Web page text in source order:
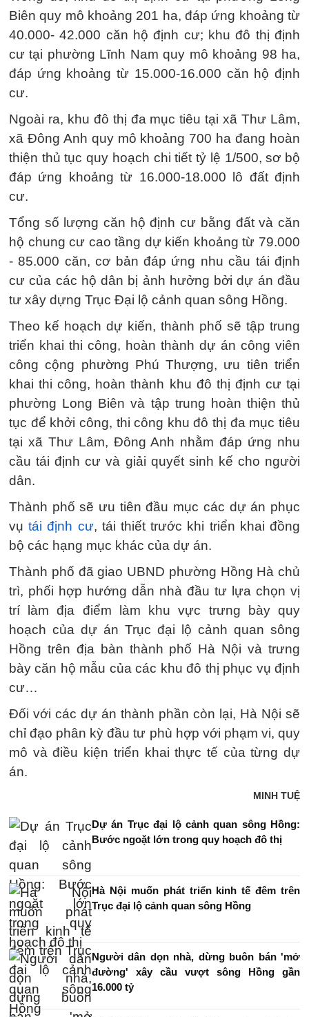
Biên quy mô khoảng 201 ha, đáp ứng khoảng từ
40.000- 42.000 căn hộ định cư; khu đô thị định
cư tại phường Lĩnh Nam quy mô khoảng 98 ha,
đáp ứng khoảng từ 15.000-16.000 căn hộ định
cư.
Ngoài ra, khu đô thị đa mục tiêu tại xã Thư Lâm,
xã Đông Anh quy mô khoảng 700 ha đang hoàn
thiện thủ tục quy hoạch chi tiết tỷ lệ 1/500, sơ bộ
đáp ứng khoảng từ 16.000-18.000 lô đất định
cư.
Tổng số lượng căn hộ định cư bằng đất và căn
hộ chung cư cao tầng dự kiến khoảng từ 79.000
- 85.000 căn, cơ bản đáp ứng nhu cầu tái định
cư của các hộ dân bị ảnh hưởng bởi dự án đầu
tư xây dựng Trục Đại lộ cảnh quan sông Hồng.
Theo kế hoạch dự kiến, thành phố sẽ tập trung
triển khai thi công, hoàn thành dự án công viên
công cộng phường Phú Thượng, ưu tiên triển
khai thi công, hoàn thành khu đô thị định cư tại
phường Long Biên và tập trung hoàn thiện thủ
tục để khởi công, thi công khu đô thị đa mục tiêu
tại xã Thư Lâm, Đông Anh nhằm đáp ứng nhu
cầu tái định cư và giải quyết sinh kế cho người
dân.
Thành phố sẽ ưu tiên đầu mục các dự án phục
vụtái định cư, tái thiết trước khi triển khai đồng
bộ các hạng mục khác của dự án.
Thành phố đã giao UBND phường Hồng Hà chủ
trì, phối hợp hướng dẫn nhà đầu tư lựa chọn vị
trí làm địa điểm làm khu vực trưng bày quy
hoạch của dự án Trục đại lộ cảnh quan sông
Hồng trên địa bàn thành phố Hà Nội và trưng
bày căn hộ mẫu của các khu đô thị phục vụ định
cư…
Đối với các dự án thành phần còn lại, Hà Nội sẽ
chỉ đạo phân kỳ đầu tư phù hợp với phạm vi, quy
mô và điều kiện triển khai thực tế của từng dự
án.
MINH TUỆ
Dự án Trục đại lộ cảnh quan sông Hồng:
Bước ngoặt lớn trong quy hoạch đô thị
Hà Nội muốn phát triển kinh tế đêm trên
Trục đại lộ cảnh quan sông Hồng
Người dân dọn nhà, dừng buôn bán 'mở
đường' xây cầu vượt sông Hồng gần
16.000 tỷ